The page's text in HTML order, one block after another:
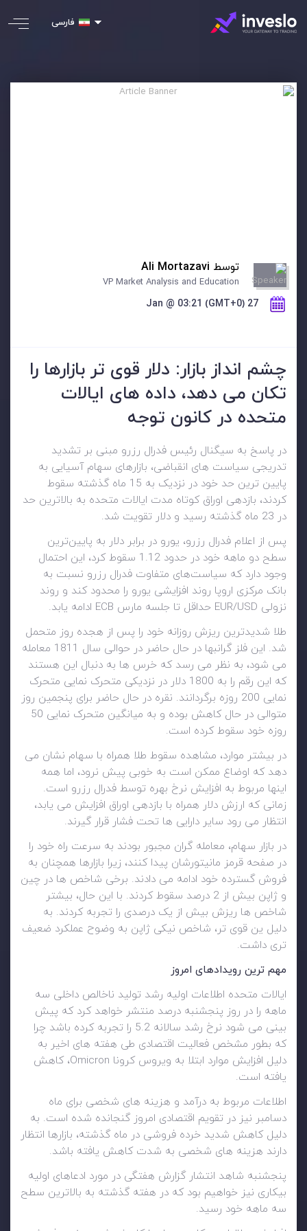
فارسی
توسط Ali Mortazavi
VP Market Analysis and Education
27 Jan @ 03:21 (GMT+0)
چشم انداز بازار: دلار قوی تر بازارها را
تکان می دهد، داده های ایالات
متحده در کانون توجه
در پاسخ به سیگنال رئیس فدرال رزرو مبنی بر تشدید
تدریجی سیاست های انقباضی، بازارهای سهام آسیایی به
پایین ترین حد خود در نزدیک به 15 ماه گذشته سقوط
کردند، بازدهی اوراق کوتاه مدت ایالات متحده به بالاترین حد
در 23 ماه گذشته رسید و دلار تقویت شد.
پس از اعلام فدرال رزرو، یورو در برابر دلار به پایین‌ترین
سطح دو ماهه خود در حدود 1.12 سقوط کرد، این احتمال
وجود دارد که سیاست‌های متفاوت فدرال رزرو نسبت به
بانک مرکزی اروپا روند افزایشی یورو را محدود کند و روند
نزولی EUR/USD حداقل تا جلسه مارس ECB ادامه یابد.
طلا شدیدترین ریزش روزانه خود را پس از هجده روز متحمل
شد. این فلز گرانبها در حال حاضر در حوالی سال 1811 معامله
می شود، به نظر می رسد که خرس ها به دنبال این هستند
که این رقم را به 1800 دلار در نزدیکی متحرک نمایی متحرک
نمایی 200 روزه برگردانند. نقره در حال حاضر برای پنجمین روز
متوالی در حال کاهش بوده و به میانگین متحرک نمایی 50
روزه خود سقوط کرده است.
در بیشتر موارد، مشاهده سقوط طلا همراه با سهام نشان می
دهد که اوضاع ممکن است به خوبی پیش نرود، اما همه
اینها مربوط به افزایش نرخ بهره توسط فدرال رزرو است.
زمانی که ارزش دلار همراه با بازدهی اوراق افزایش می یابد،
انتظار می رود سایر دارایی ها تحت فشار قرار گیرند.
در بازار سهام، معامله گران مجبور بودند به سرعت راه خود را
در صفحه قرمز مانیتورشان پیدا کنند، زیرا بازارها همچنان به
فروش گسترده خود ادامه می دادند. برخی شاخص ها در چین
و ژاپن بیش از 2 درصد سقوط کردند. با این حال، بیشتر
شاخص ها ریزش بیش از یک درصدی را تجربه کردند. به
دلیل ین قوی تر، شاخص نیکی ژاپن به وضوح عملکرد ضعیف
تری داشت.
مهم ترین رویدادهای امروز
ایالات متحده اطلاعات اولیه رشد تولید ناخالص داخلی سه
ماهه را در روز پنجشنبه درصد منتشر خواهد کرد که پیش
بینی می شود نرخ رشد سالانه 5.2 را تجربه کرده باشد چرا
که بطور مشخص فعالیت اقتصادی طی هفته های اخیر به
دلیل افزایش موارد ابتلا به ویروس کرونا Omicron، کاهش
یافته است.
اطلاعات مربوط به درآمد و هزینه های شخصی برای ماه
دسامبر نیز در تقویم اقتصادی امروز گنجانده شده است. به
دلیل کاهش شدید خرده فروشی در ماه گذشته، بازارها انتظار
دارند هزینه های شخصی به شدت کاهش یافته باشد.
پنجشنبه شاهد انتشار گزارش هفتگی در مورد ادعاهای اولیه
بیکاری نیز خواهیم بود که در هفته گذشته به بالاترین سطح
سه ماهه خود رسید.